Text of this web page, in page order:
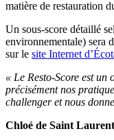
matière de restauration
Un sous-score détaillé
environnementale) sera
sur le site Internet
« Le Resto-Score est un
précisément nos
challenger et nous
Chloé de Saint